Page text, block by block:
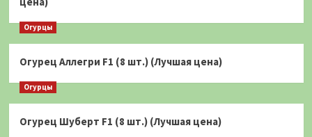
Огурцы
Огурец Аллегри F1 (8 шт.) (Лучшая цена)
Огурцы
Огурец Шуберт F1 (8 шт.) (Лучшая цена)